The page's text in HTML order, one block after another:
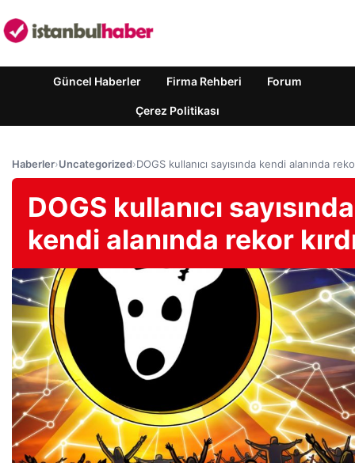
Güncel Haberler Firma Rehberi Forum
Çerez Politikası
Haberler›Uncategorized›DOGS kullanıcı sayısında kendi alanında
DOGS kullanıcı sayısında
kendi alanında rekor